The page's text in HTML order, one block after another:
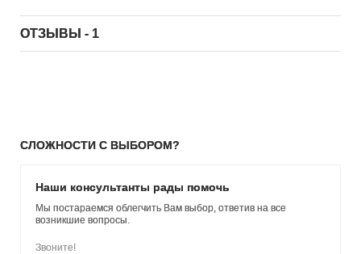
ОТЗЫВЫ - 1
СЛОЖНОСТИ С ВЫБОРОМ?
Наши консультанты рады помочь
Мы постараемся облегчить Вам выбор, ответив на все
возникшие вопросы.
Звоните!